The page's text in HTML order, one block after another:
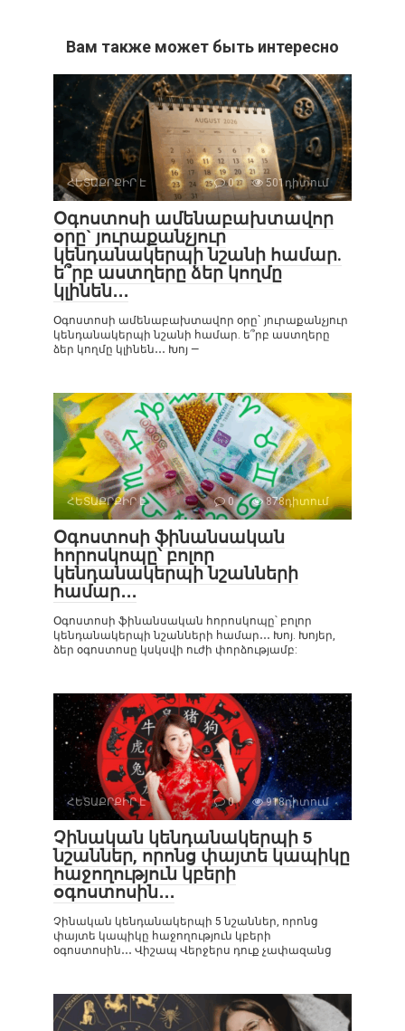
Вам также может быть интересно
ՀԵՏԱՔՐՔԻՐ Է 0 501դիտում
Օգոստոսի ամենաբախտավոր
օրը` յուրաքանչյուր
կենդանակերպի նշանի համար.
ե՞րբ աստղերը ձեր կողմը
կլինեն․․․
Օգոստոսի ամենաբախտավոր օրը` յուրաքանչյուր
կենդանակերպի նշանի համար. ե՞րբ աստղերը
ձեր կողմը կլինեն․․․ Խոյ —
ՀԵՏԱՔՐՔԻՐ Է 0 878դիտում
Օգոստոսի ֆինանսական
հորոսկոպը՝ բոլոր
կենդանակերպի նշանների
համար․․․
Օգոստոսի ֆինանսական հորոսկոպը՝ բոլոր
կենդանակերպի նշանների համար․․․ Խոյ. Խոյեր,
ձեր օգոստոսը կսկսվի ուժի փորձությամբ:
ՀԵՏԱՔՐՔԻՐ Է 0 918դիտում
Չինական կենդանակերպի 5
նշաններ, որոնց փայտե կապիկը
հաջողություն կբերի
օգոստոսին․․․
Չինական կենդանակերպի 5 նշաններ, որոնց
փայտե կապիկը հաջողություն կբերի
օգոստոսին․․․ Վիշապ Վերջերս դուք չափազանց